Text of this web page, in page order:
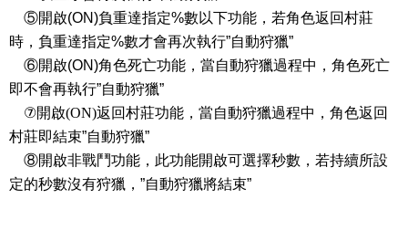
⑤開啟(ON)負重達指定%數以下功能，若角色返回村莊
時，負重達指定%數才會再次執行”自動狩獵”
⑥開啟(ON)角色死亡功能，當自動狩獵過程中，角色死亡
即不會再執行”自動狩獵”
⑦開啟(ON)返回村莊功能 ，當自動狩獵過程中，角色返回
村莊即結束”自動狩獵”
⑧開啟非戰鬥功能，此功能開啟可選擇秒數，若持續所設
定的秒數沒有狩獵，”自動狩獵將結束”